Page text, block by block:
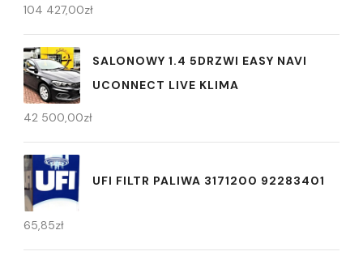
104 427,00zł
SALONOWY 1.4 5DRZWI EASY NAVI
UCONNECT LIVE KLIMA
42 500,00zł
UFI FILTR PALIWA 3171200 92283401
65,85zł